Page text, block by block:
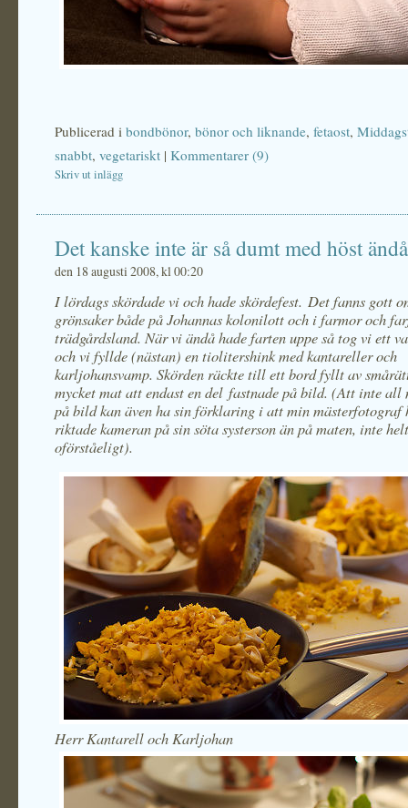
Publicerad i bondbönor, bönor och liknande, fetaost,
snabbt, vegetariskt | Kommentarer (9)
Skriv ut inlägg
Det kanske inte är så dumt med höst ändå
den 18 augusti 2008, kl 00:20
I lördags skördade vi och hade skördefest. Det fanns gott
grönsaker både på Johannas kolonilott och i farmor och
trädgårdsland. När vi ändå hade farten uppe så tog vi ett
och vi fyllde (nästan) en tiolitershink med kantareller och
karljohansvamp. Skörden räckte till ett bord fyllt av
mycket mat att endast en del fastnade på bild. (Att inte all
på bild kan även ha sin förklaring i att min mästerfotograf
riktade kameran på sin söta systerson än på maten, inte helt
oförståeligt).
Herr Kantarell och Karljohan